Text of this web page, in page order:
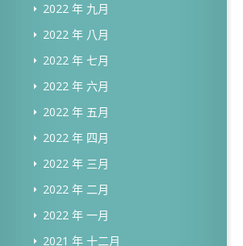
2022 年 九月
2022 年 八月
2022 年 七月
2022 年 六月
2022 年 五月
2022 年 四月
2022 年 三月
2022 年 二月
2022 年 一月
2021 年 十二月